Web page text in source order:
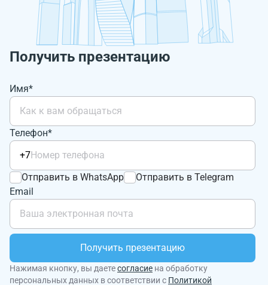
Получить презентацию
Имя*
Телефон*
+7
Отправить в WhatsApp
Отправить в Telegram
Email
Получить презентацию
Нажимая кнопку, вы даетесогласие на обработку
персональных данных в соответствии с Политикой